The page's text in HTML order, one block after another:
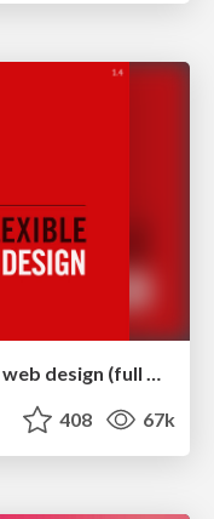
Fashionably flexible responsive web design (full day workshop)
408 67k